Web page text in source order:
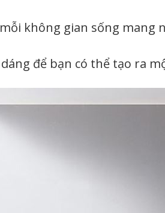
không gian sống mang
để bạn có thể tạo ra